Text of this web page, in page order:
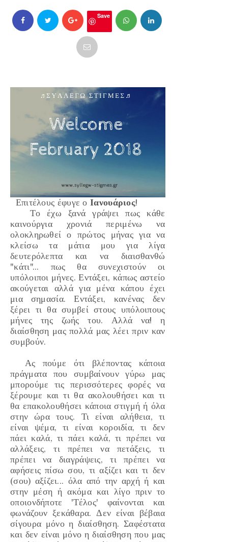
Save
Επιτέλους έφυγε οΙανουάριος!
Το έχω ξανά γράψει πως κάθε
καινούργια χρονιά περιμένω να
ολοκληρωθεί ο πρώτος μήνας για να
κλείσω τα μάτια μου για λίγα
δευτερόλεπτα και να διαισθανθώ
"κάτι"... πως θα συνεχιστούν οι
υπόλοιποι μήνες. Εντάξει, κάπως αστείο
ακούγεται αλλά για μένα κάπου έχει
μια σημασία. Εντάξει, κανένας δεν
ξέρει τι θα συμβεί στους υπόλοιπους
μήνες της ζωής του. Αλλά να! η
διαίσθηση μας πολλά μας λέει πριν καν
συμβούν.
Ας πούμε ότι βλέποντας κάποια
πράγματα που συμβαίνουν γύρω μας
μπορούμε τις περισσότερες φορές να
ξέρουμε και τι θα ακολουθήσει και τι
θα επακολουθήσει κάποια στιγμή ή όλα
στην ώρα τους. Τι είναι αλήθεια, τι
είναι ψέμα, τι είναι κοροιδία, τι δεν
πάει καλά, τι πάει καλά, τι πρέπει να
αλλάξεις, τι πρέπει να πετάξεις, τι
πρέπει να διαγράψεις, τι πρέπει να
αφήσεις πίσω σου, τι αξίζει και τι δεν
(σου) αξίζει... όλα από την αρχή ή και
στην μέση ή ακόμα και λίγο πριν το
οποιονδήποτε 'Τέλος' φαίνονται και
φωνάζουν ξεκάθαρα. Δεν είναι βέβαια
σίγουρα μόνο η διαίσθηση. Σαφέστατα
και δεν είναι μόνο η διαίσθηση που μας